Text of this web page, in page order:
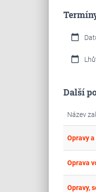
calendar_today
calendar_today
Další
Název
Opravy
Oprava
Opravy,